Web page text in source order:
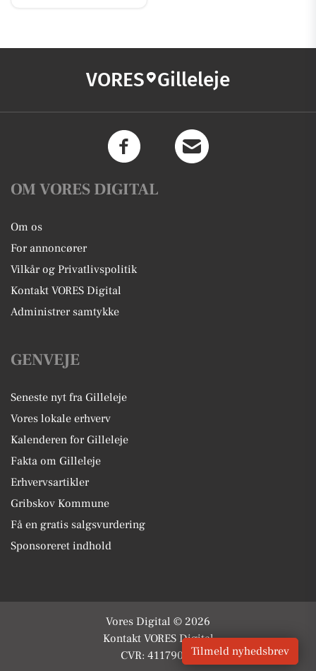
VORES Gilleleje
OM VORES DIGITAL
Om os
For annoncører
Vilkår og Privatlivspolitik
Kontakt VORES Digital
Administrer samtykke
GENVEJE
Seneste nyt fra Gilleleje
Vores lokale erhverv
Kalenderen for Gilleleje
Fakta om Gilleleje
Erhvervsartikler
Gribskov Kommune
Få en gratis salgsvurdering
Sponsoreret indhold
Vores Digital © 2026
Kontakt VORES Digital
CVR: 41179082Tilmeld nyhedsbrev